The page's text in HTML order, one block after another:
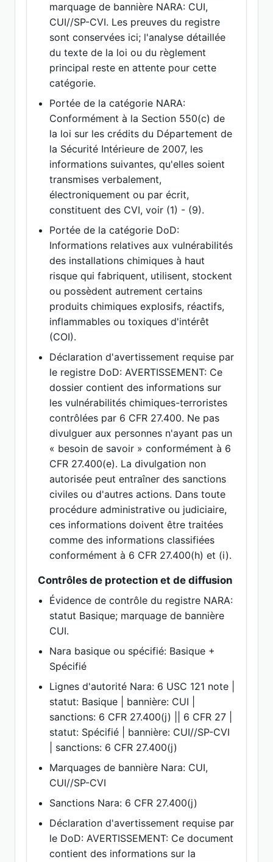
marquage de bannière NARA: CUI,
CUI//SP-CVI. Les preuves du registre
sont conservées ici; l'analyse détaillée
du texte de la loi ou du règlement
principal reste en attente pour cette
catégorie.
Portée de la catégorie NARA:
Conformément à la Section 550(c) de
la loi sur les crédits du Département de
la Sécurité Intérieure de 2007, les
informations suivantes, qu'elles soient
transmises verbalement,
électroniquement ou par écrit,
constituent des CVI, voir (1) - (9).
Portée de la catégorie DoD:
Informations relatives aux vulnérabilités
des installations chimiques à haut
risque qui fabriquent, utilisent, stockent
ou possèdent autrement certains
produits chimiques explosifs, réactifs,
inflammables ou toxiques d'intérêt
(COI).
Déclaration d'avertissement requise par
le registre DoD: AVERTISSEMENT: Ce
dossier contient des informations sur
les vulnérabilités chimiques-terroristes
contrôlées par 6 CFR 27.400. Ne pas
divulguer aux personnes n'ayant pas un
« besoin de savoir » conformément à 6
CFR 27.400(e). La divulgation non
autorisée peut entraîner des sanctions
civiles ou d'autres actions. Dans toute
procédure administrative ou judiciaire,
ces informations doivent être traitées
comme des informations classifiées
conformément à 6 CFR 27.400(h) et (i).
Contrôles de protection et de diffusion
Évidence de contrôle du registre NARA:
statut Basique; marquage de bannière
CUI.
Nara basique ou spécifié: Basique +
Spécifié
Lignes d'autorité Nara: 6 USC 121 note |
statut: Basique | bannière: CUI |
sanctions: 6 CFR 27.400(j) || 6 CFR 27 |
statut: Spécifié | bannière: CUI//SP-CVI
| sanctions: 6 CFR 27.400(j)
Marquages de bannière Nara: CUI,
CUI//SP-CVI
Sanctions Nara: 6 CFR 27.400(j)
Déclaration d'avertissement requise par
le DoD: AVERTISSEMENT: Ce document
contient des informations sur la